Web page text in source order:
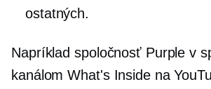
ostatných.
Napríklad spoločnosť Purple v
kanálom What's Inside na